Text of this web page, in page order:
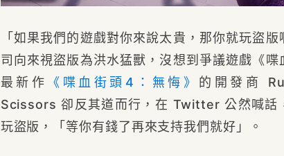
「如果我們的遊戲對你來說太貴，那你就玩盜
司向來視盜版為洪水猛獸，沒想到爭議遊戲《喋
最新作
《喋血街頭4：無悔》 的開發商
Scissors 卻反其道而行，在 Twitter 公然喊話
玩盜版，「等你有錢了再來支持我們就好」。